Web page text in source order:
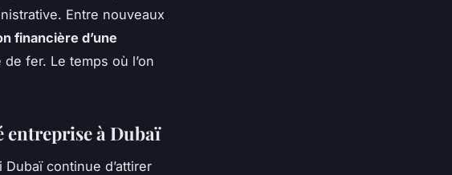
Entre nouveaux
financière d’une
fer. Le temps où l’on
entreprise à Dubaï
continue d’attirer